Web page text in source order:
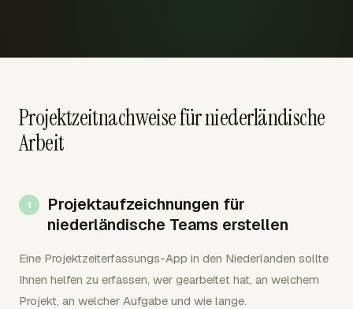
Projektzeitnachweise für niederländische
Arbeit
Projektaufzeichnungen für
niederländische Teams erstellen
Eine Projektzeiterfassungs-App in den Niederlanden sollte
Ihnen helfen zu erfassen, wer gearbeitet hat, an welchem
Projekt, an welcher Aufgabe und wie lange.